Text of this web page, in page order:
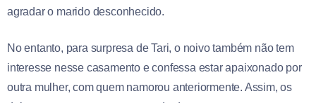
agradar o marido desconhecido.
No entanto, para surpresa de Tari, o noivo também não tem
interesse nesse casamento e confessa estar apaixonado por
outra mulher, com quem namorou anteriormente. Assim, os